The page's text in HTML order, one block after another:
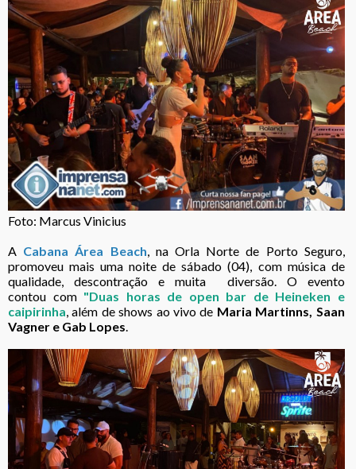
Foto: Marcus Vinicius
A Cabana Área Beach, na Orla Norte de Porto Seguro,
promoveu mais uma noite de sábado (04), com música de
qualidade, descontração e muita diversão. O evento
contou com "Duas horas de open bar de Heineken e
caipirinha, além de shows ao vivo de Maria Martinns, Saan
Vagner e Gab Lopes.